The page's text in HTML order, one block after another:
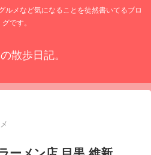
ルメなど気になることを徒然書いてるブロ
グです。
散歩日記。